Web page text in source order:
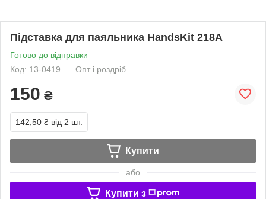
Підставка для паяльника HandsKit 218A
Готово до відправки
Код: 13-0419
Опт і роздріб
150 ₴
142,50 ₴ від 2 шт.
Купити
або
Купити з